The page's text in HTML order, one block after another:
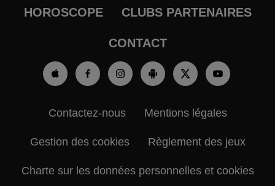
HOROSCOPE CLUBS PARTENAIRES
CONTACT
Contactez-nous Mentions légales
Gestion des cookies Règlement des jeux
Charte sur les données personnelles et cookies